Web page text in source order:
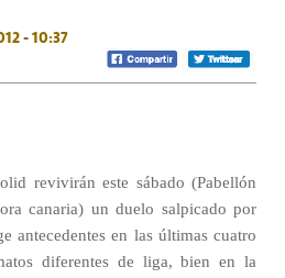
- 10:37
revivirán este sábado (Pabellón
canaria) un duelo salpicado por
antecedentes en las últimas cuatro
diferentes de liga, bien en la